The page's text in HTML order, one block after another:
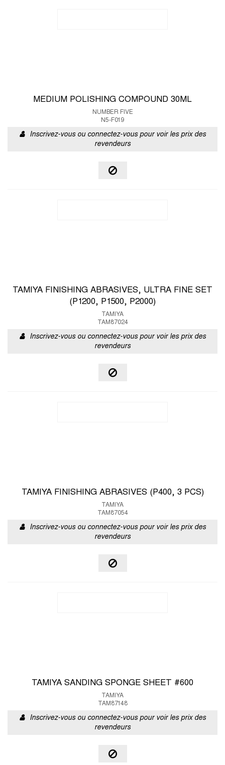
MEDIUM POLISHING COMPOUND 30ML
NUMBER FIVE
N5-F019
Inscrivez-vous ou connectez-vous pour voir les prix des
revendeurs
TAMIYA FINISHING ABRASIVES, ULTRA FINE SET
(P1200, P1500, P2000)
TAMIYA
TAM87024
Inscrivez-vous ou connectez-vous pour voir les prix des
revendeurs
TAMIYA FINISHING ABRASIVES (P400, 3 PCS)
TAMIYA
TAM87054
Inscrivez-vous ou connectez-vous pour voir les prix des
revendeurs
TAMIYA SANDING SPONGE SHEET #600
TAMIYA
TAM87148
Inscrivez-vous ou connectez-vous pour voir les prix des
revendeurs